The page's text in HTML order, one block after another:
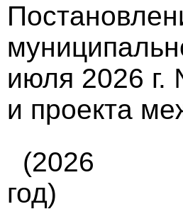
июля 2026 г.
и проекта
(2026
год)